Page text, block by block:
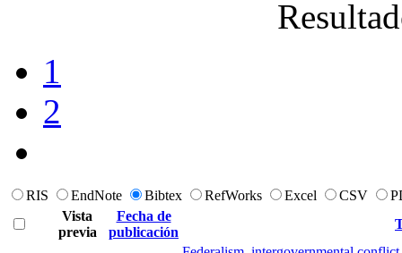
1
2
RIS EndNote Bibtex RefWorks Excel CSV
Vista
previa
Fecha de
publicación